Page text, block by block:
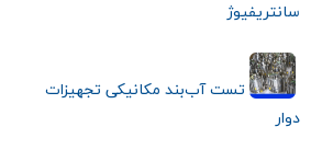
سانتریفیوژ
تست آب‌بند مکانیکی تجهیزات
دوار